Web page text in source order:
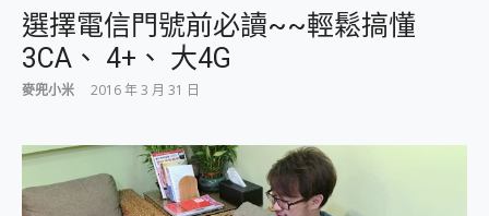
CP 值天花板~ Bongcom BS5 足球君開箱~ 短焦投影機 3千元就能擁有！ 折扣碼在這～
專為 PC上的 XBOX和掌機設計的 FireCuda X1070 SSD 固態硬碟開箱 評測
AI 支付 一錶搞定大小事 Xiaomi Watch 5 開箱 評測
超驚艷 讓人一眼就愛上 LENOVO 聯想 Yoga Book 9 14吋 AI輕薄筆電 開箱 評測
美到讓人超想擁有 moto pad 60 系列 與 Moto | Swarovski razr 60 冰藍限定版本 開箱 評測
選擇電信門號前必讀~~輕鬆搞懂
3CA、 4+、 大4G
麥兜小米 2016 年 3 月 31 日